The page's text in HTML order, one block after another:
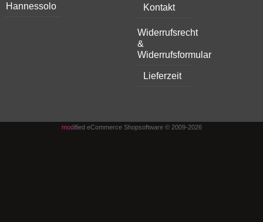
Hannessolo Kontakt
Widerrufsrecht
&
Widerrufsformular
Lieferzeit
modified eCommerce Shopsoftware © 2009-2026